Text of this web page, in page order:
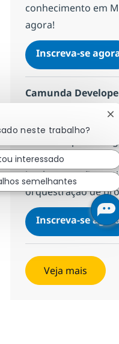
conhecimento em
agora!
Inscreva-se
Camunda
Estamos à procura
Camunda para
tecnológica e
implementação e
orquestração de
Inscreva-se
Veja mais
neste trabalho?
interessado
semelhantes